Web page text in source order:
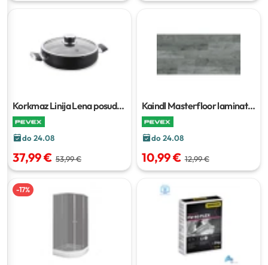
Korkmaz Linija Lena posuda
2,8 l
do 24.08
37,99 € 53,99 €
Kaindl Masterfloor laminat
K21452,402 m²
do 24.08
10,99 € 12,99 €
-17%